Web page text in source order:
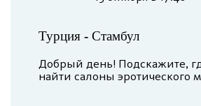
Турция - Стамбул
Добрый день! Подскажите,
найти салоны эротического